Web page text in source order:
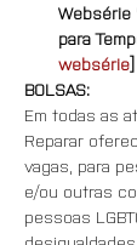
Websérie
para
websérie]
BOLSAS:
Em todas as
Reparar
vagas, para
e/ou outras
pessoas